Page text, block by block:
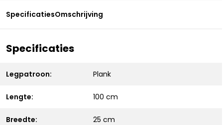
SpecificatiesOmschrijving
Specificaties
Legpatroon: Plank
Lengte: 100 cm
Breedte: 25 cm